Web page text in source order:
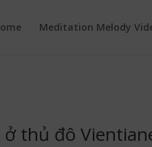
Meditation Melody
thủ đô